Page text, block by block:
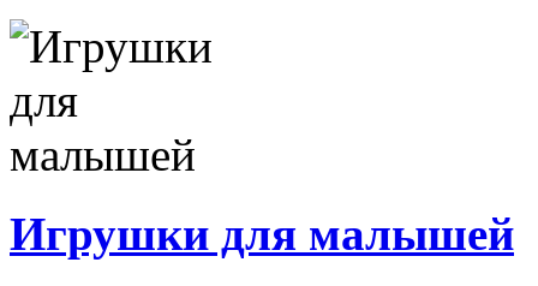
Игрушки для малышей